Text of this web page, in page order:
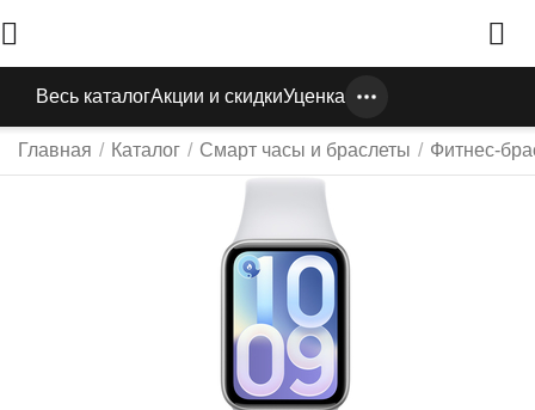
Весь каталогАкции и скидкиУценка
Главная / Каталог / Смарт часы и браслеты / Фитнес-